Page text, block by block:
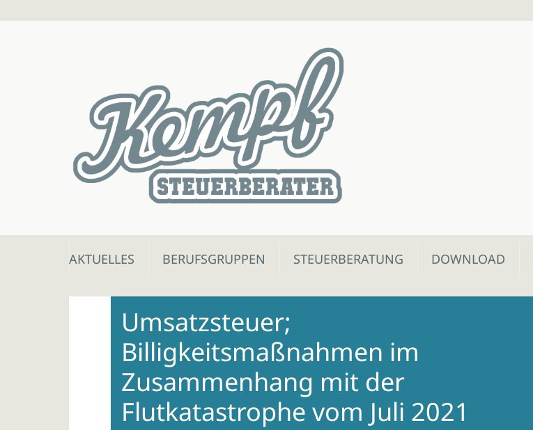
Skip
AKTUELLES BERUFSGRUPPEN STEUERBERATUNG DOWNLOAD
Umsatzsteuer;
Billigkeitsmaßnahmen im
Zusammenhang mit der
Flutkatastrophe vom Juli 2021